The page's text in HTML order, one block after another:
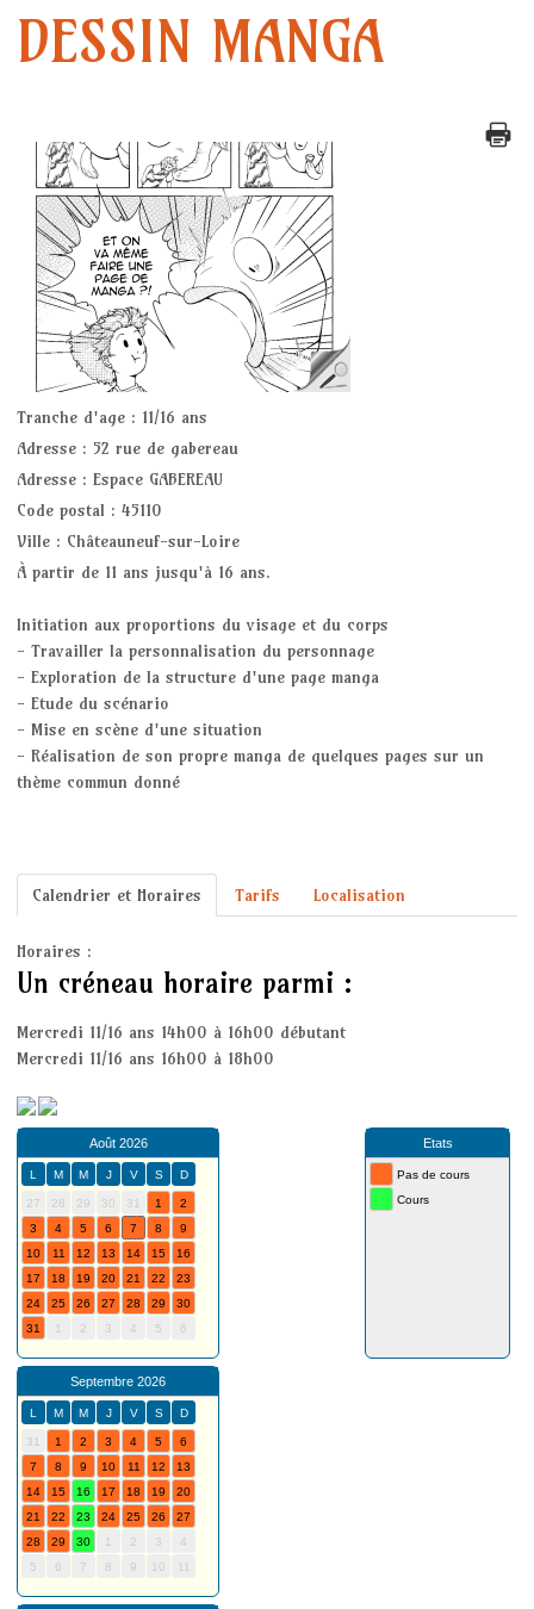
AQUACAL CARDIO
DESSIN / PEINTURE
GYM DOUCE
GYM DYNAMIQUE
MARCHE NORDIQUE
QI GONG
RELAXOSOPHROLOGIE
FITBALL
RENFORT & STRETCHING
STEP
STRETCHING
Jeux de Société
BODY ZEN
Les News
Nous contacter
DESSIN MANGA
Tranche d'age : 11/16 ans
Adresse : 52 rue de gabereau
Adresse : Espace GABEREAU
Code postal : 45110
Ville : Châteauneuf-sur-Loire
À partir de 11 ans jusqu'à 16 ans.
Initiation aux proportions du visage et du corps
- Travailler la personnalisation du personnage
- Exploration de la structure d'une page manga
- Etude du scénario
- Mise en scène d'une situation
- Réalisation de son propre manga de quelques pages sur un
thème commun donné
Calendrier et Horaires Tarifs Localisation
Horaires :
Un créneau horaire parmi :
Mercredi 11/16 ans 14h00 à 16h00 débutant
Mercredi 11/16 ans 16h00 à 18h00
Août 2026
L M M J V S D
27 28 29 30 31 1
2
3
4 5 6 7 8
9
10
11 12 13 14 15
16
17
18 19 20 21 22
23
24
25 26 27 28 29
30
31
1 2 3 4 5 6
Septembre 2026
L M M J V S D
31 1 2 3 4 5
6
7
8 9 10 11 12
13
14
15 16 17 18 19
20
21
22 23 24 25 26
27
28
29 30 1 2 3
4
5
6 7 8 9 10 11
Etats
Pas de cours
Cours